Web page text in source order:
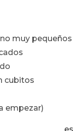
muy pequeños
cubitos
empezar)